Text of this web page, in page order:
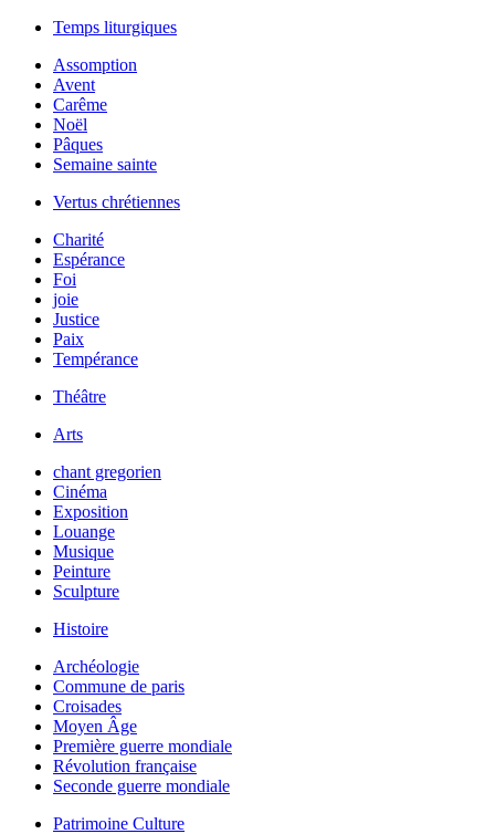
Temps liturgiques
Assomption
Avent
Carême
Noël
Pâques
Semaine sainte
Vertus chrétiennes
Charité
Espérance
Foi
joie
Justice
Paix
Tempérance
Théâtre
Arts
chant gregorien
Cinéma
Exposition
Louange
Musique
Peinture
Sculpture
Histoire
Archéologie
Commune de paris
Croisades
Moyen Âge
Première guerre mondiale
Révolution française
Seconde guerre mondiale
Patrimoine Culture